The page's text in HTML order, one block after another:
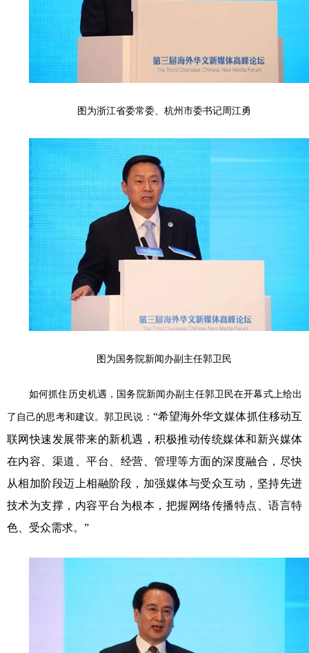
图为浙江省委常委、杭州市委书记周江勇
图为国务院新闻办副主任郭卫民
如何抓住历史机遇，国务院新闻办副主任郭卫民在开幕式上给出
了自己的思考和建议。郭卫民说： “希望海外华文媒体抓住移动互
联网快速发展带来的新机遇，积极推动传统媒体和新兴媒体
在内容、渠道、平台、经营、管理等方面的深度融合，尽快
从相加阶段迈上相融阶段，加强媒体与受众互动，坚持先进
技术为支撑，内容平台为根本，把握网络传播特点、语言特
色、受众需求。 ”